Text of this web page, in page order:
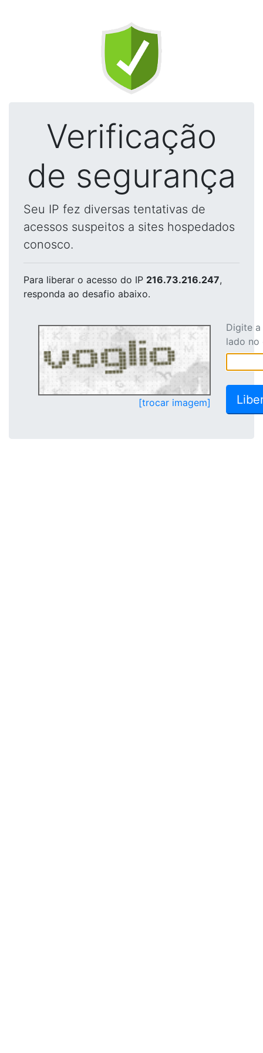
Verificação
de segurança
Seu IP fez diversas tentativas de
acessos suspeitos a sites hospedados
conosco.
Para liberar o acesso do IP 216.73.216.247,
responda ao desafio abaixo.
[trocar imagem]
Digite
lado no